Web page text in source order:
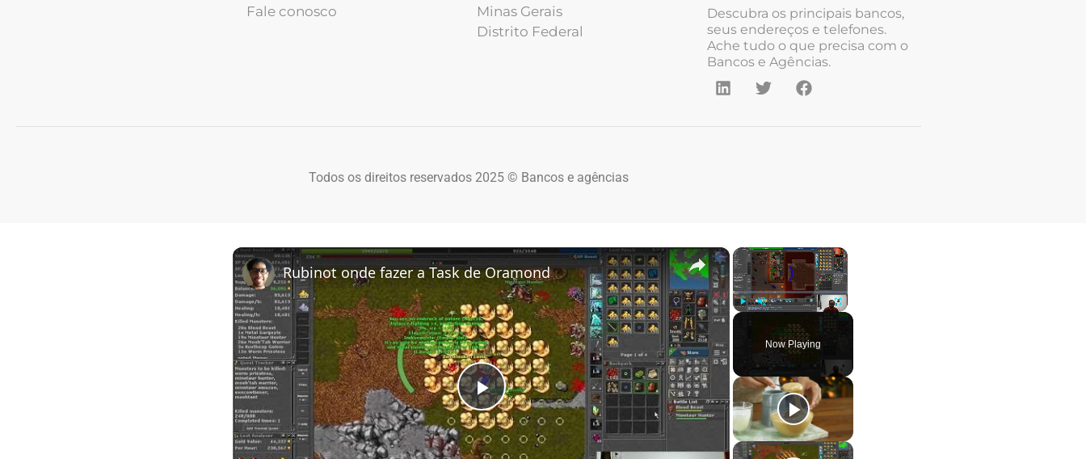
Fale conosco
Minas Gerais
Distrito Federal
Descubra os principais bancos,
seus endereços e telefones.
Ache tudo o que precisa com o
Bancos e Agências.
Todos os direitos reservados 2025 © Bancos e agências
×
Fullscreen
Now Playing
×
Play Video
Rubinot onde fazer a Task de Oramond